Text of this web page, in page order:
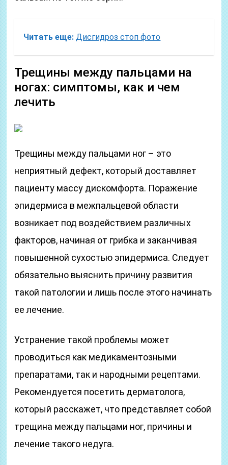
Читать еще: Дисгидроз стоп фото
Трещины между пальцами на
ногах: симптомы, как и чем
лечить
Трещины между пальцами ног – это
неприятный дефект, который доставляет
пациенту массу дискомфорта. Поражение
эпидермиса в межпальцевой области
возникает под воздействием различных
факторов, начиная от грибка и заканчивая
повышенной сухостью эпидермиса. Следует
обязательно выяснить причину развития
такой патологии и лишь после этого начинать
ее лечение.
Устранение такой проблемы может
проводиться как медикаментозными
препаратами, так и народными рецептами.
Рекомендуется посетить дерматолога,
который расскажет, что представляет собой
трещина между пальцами ног, причины и
лечение такого недуга.